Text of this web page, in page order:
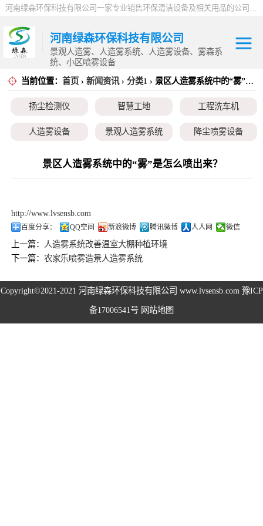
河南绿森环保科技有限公司一家专业销售环保清洁设备及相关用品的公司，产品包括：音乐喷泉、雾森系统、人造雾设备、景观人造雾、人造雾系统、小区喷雾设备、高压喷雾降尘设备、料仓喷雾除尘系统、喷雾降温加湿设备、郑州喷雾消毒设备，等八大系列上百个品种。
河南绿森环保科技有限公司
景观人造雾、人造雾系统、人造雾设备、雾森系
统、小区喷雾设备
当前位置： 首页 › 新闻资讯› 分类1 › 景区人造雾系统中的“雾”是怎么喷出来？
扬尘检测仪 智慧工地 工程洗车机
人造雾设备 景观人造雾系统 降尘喷雾设备
小区喷雾设备 高空除尘雾桩 广场音乐喷泉
景区人造雾系统中的“雾”是怎么喷出来？
http://www.lvsensb.com
百度分享： QQ空间 新浪微博 腾讯微博 人人网 微信
上一篇： 人造雾系统改善温室大棚种植环境
下一篇：农家乐喷雾造景人造雾系统
Copyright©2021-2021 河南绿森环保科技有限公司 www.lvsensb.com 豫ICP
备17006541号 网站地图
扬尘检测仪
智慧工地
人造雾设备
降尘喷雾设备
小区喷雾设备
高空除尘雾桩